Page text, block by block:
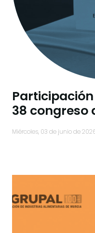
Participación
38 congreso
miércoles, 03 de junio de